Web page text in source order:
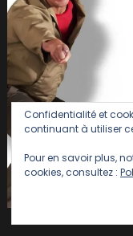
Confidentialité et
continuant à utiliser
Pour en savoir plus,
cookies, consultez :